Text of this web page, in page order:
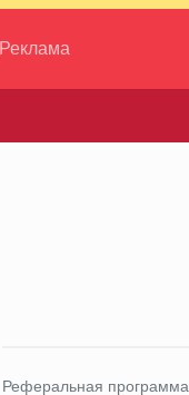
Реклама
Реферальная программа